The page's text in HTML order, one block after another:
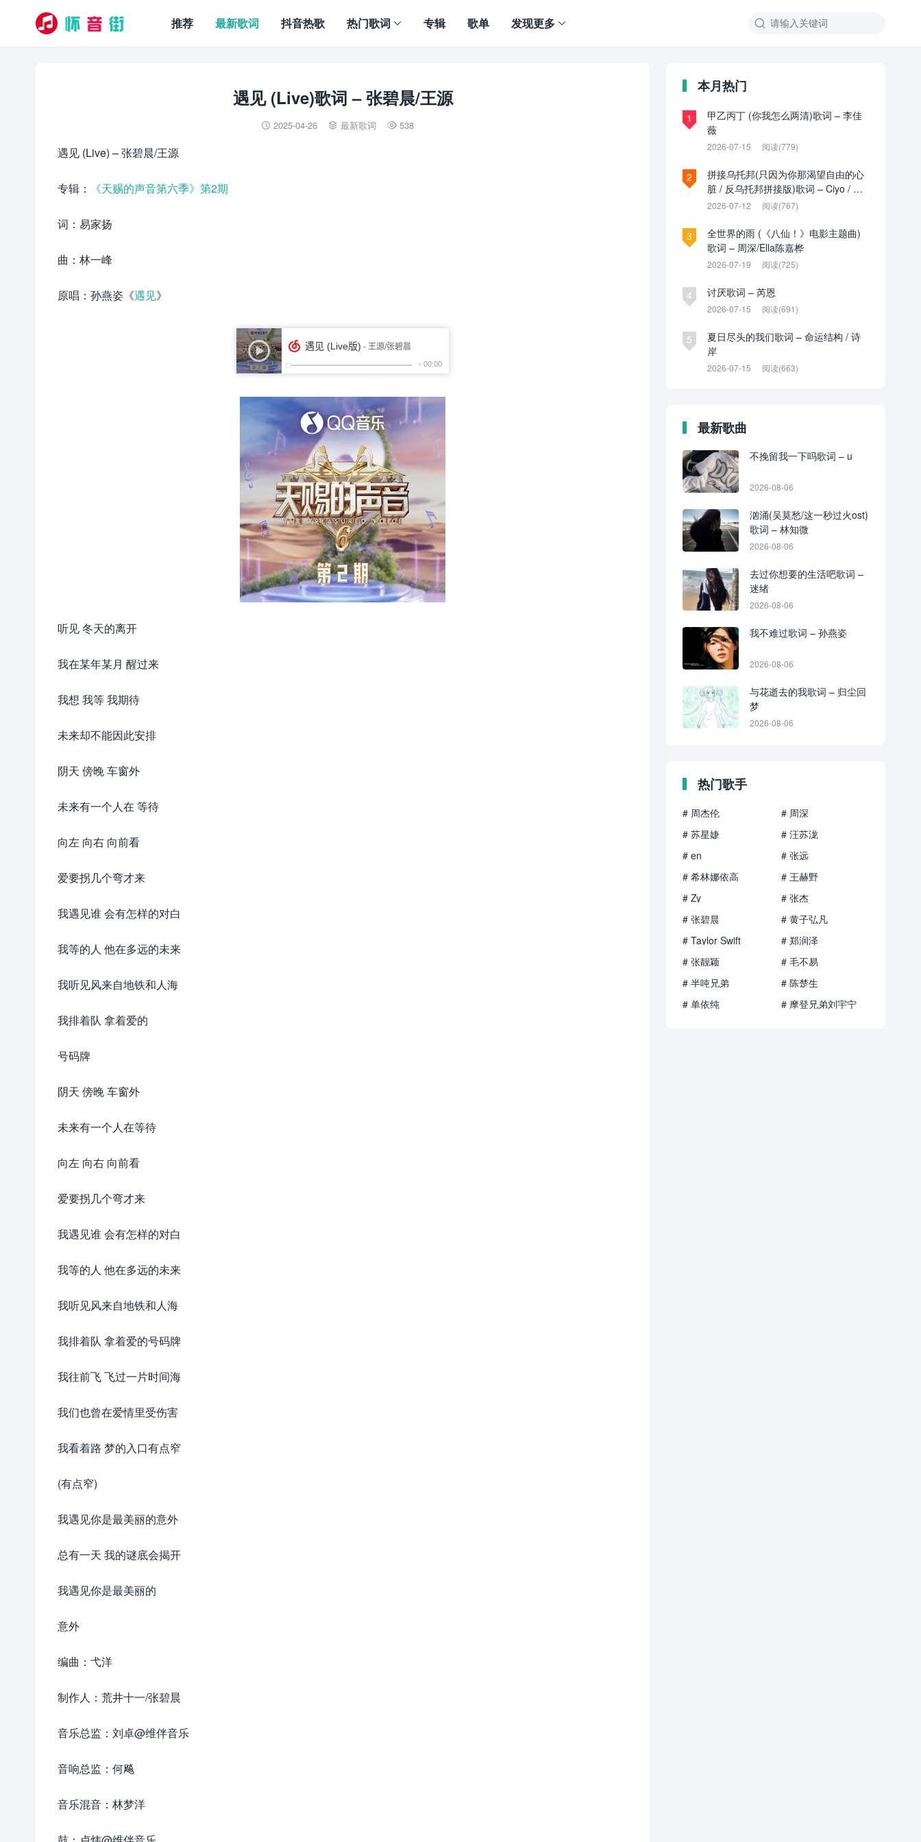

推荐 最新歌词 抖音热歌 热门歌词 专辑 歌单 发现更多
遇见 (Live)歌词 – 张碧晨/王源
 2025-04-26  最新歌词  538
遇见 (Live) – 张碧晨/王源
专辑： 《天赐的声音第六季》第2期
词：易家扬
曲：林一峰
原唱：孙燕姿《遇见》
听见 冬天的离开
我在某年某月 醒过来
我想 我等 我期待
未来却不能因此安排
阴天 傍晚 车窗外
未来有一个人在 等待
向左 向右 向前看
爱要拐几个弯才来
我遇见谁 会有怎样的对白
我等的人 他在多远的未来
我听见风来自地铁和人海
我排着队 拿着爱的
号码牌
阴天 傍晚 车窗外
未来有一个人在等待
向左 向右 向前看
爱要拐几个弯才来
我遇见谁 会有怎样的对白
我等的人 他在多远的未来
我听见风来自地铁和人海
我排着队 拿着爱的号码牌
我往前飞 飞过一片时间海
我们也曾在爱情里受伤害
我看着路 梦的入口有点窄
(有点窄)
我遇见你是最美丽的意外
总有一天 我的谜底会揭开
我遇见你是最美丽的
意外
编曲：弋洋
制作人：荒井十一/张碧晨
音乐总监：刘卓@维伴音乐
音响总监：何飚
音乐混音：林梦洋
本月热门
1
甲乙丙丁 (你我怎么两清)歌词 – 李佳
薇
2026-07-15 阅读(779)
2
拼接乌托邦(只因为你那渴望自由的心
脏 / 反乌托邦拼接版)歌词 – Ciyo / 见
过夏天P / 乌托邦P
2026-07-12 阅读(767)
3
全世界的雨 (《八仙！》电影主题曲)
歌词 – 周深/Ella陈嘉桦
2026-07-19 阅读(725)
4 讨厌歌词 – 芮恩
2026-07-15 阅读(691)
5
夏日尽头的我们歌词 – 命运结构 / 诗
岸
2026-07-15 阅读(663)
最新歌曲
不挽留我一下吗歌词 – u
2026-08-06
汹涌(吴莫愁/这一秒过火ost)
歌词 – 林知微
2026-08-06
去过你想要的生活吧歌词 –
迷绪
2026-08-06
我不难过歌词 – 孙燕姿
2026-08-06
与花逝去的我歌词 – 归尘回
梦
2026-08-06
热门歌手
# 周杰伦
# 周深
# 苏星婕
# 汪苏泷
# en
# 张远
# 希林娜依高
# 王赫野
# Zy
# 张杰
# 张碧晨
# 黄子弘凡
# Taylor Swift
# 郑润泽
# 张靓颖
# 毛不易
# 半吨兄弟
# 陈楚生
# 单依纯
# 摩登兄弟刘宇宁